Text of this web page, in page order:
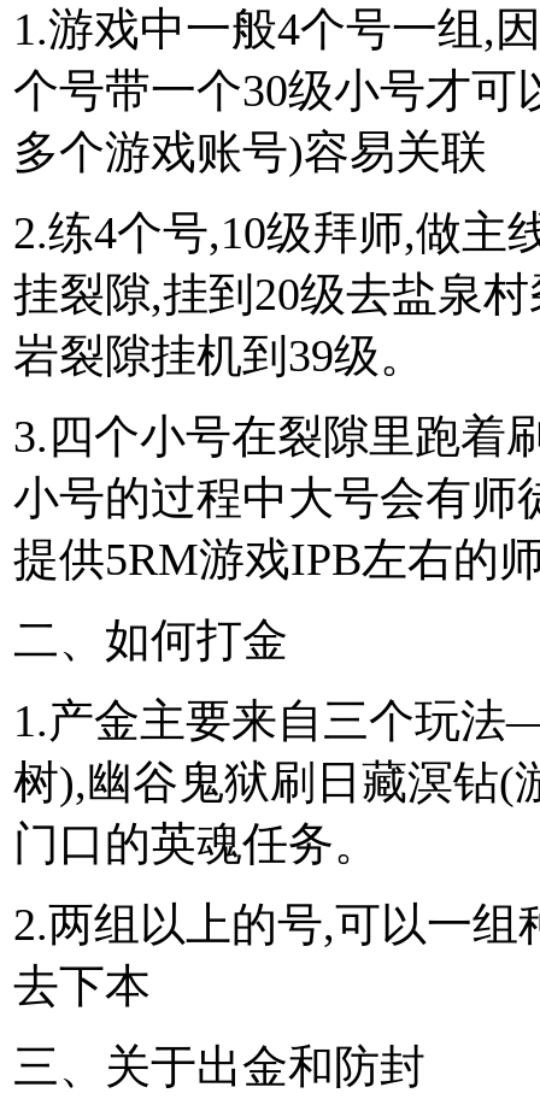
1.游戏中一般4个号一组,
个号带一个30级小号才
多个游戏账号)容易关联
2.练4个号,10级拜师,做主
挂裂隙,挂到20级去盐泉
岩裂隙挂机到39级。
3.四个小号在裂隙里跑着
小号的过程中大号会有师
提供5RM游戏IPB左右的
二、如何打金
1.产金主要来自三个玩
树),幽谷鬼狱刷日藏溟钻(
门口的英魂任务。
2.两组以上的号,可以一
去下本
三、关于出金和防封